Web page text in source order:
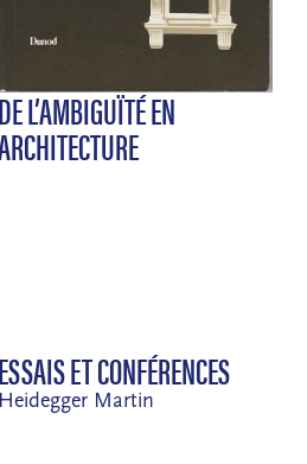
L’AMBIGUÏTÉ EN
ESSAIS ET CONFÉRENCES
Heidegger Martin